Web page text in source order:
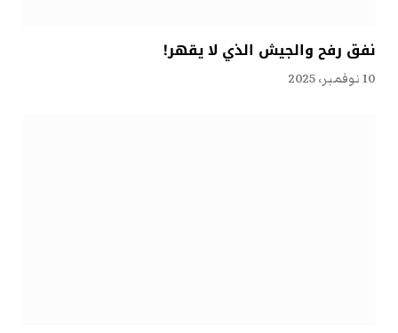
نفق رفح والجيش الذي لا يقهر!
10 نوفمبر، 2025